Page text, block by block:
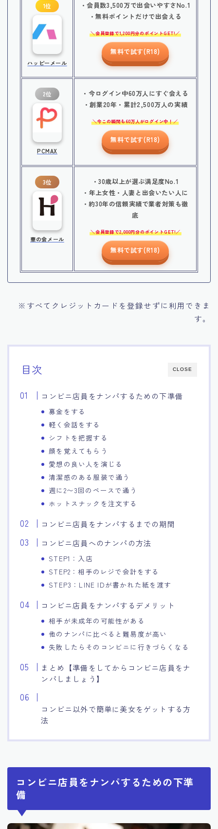
1位
ハッピーメール
・会員数3,500万で出会いやすさNo.1
・無料ポイントだけで出会える
会員登録で1,200円分のポイントGET!
無料で試す(R18)
2位
PCMAX
・今ログイン中60万人にすぐ会える
・創業20年・累計2,500万人の実績
今この瞬間も60万人がログイン中！
無料で試す(R18)
3位
華の会メール
・30歳以上が選ぶ満足度No.1
・年上女性・人妻と出会いたい人に
・約30年の信頼実績で業者対策も徹
底
会員登録で2,000円分のポイントGET!
無料で試す(R18)
※すべてクレジットカードを登録せずに利用できま
す。
CLOSE
目次
コンビニ店員をナンパするための下準備
募金をする
軽く会話をする
シフトを把握する
顔を覚えてもらう
愛想の良い人を演じる
清潔感のある服装で通う
週に2〜3回のペースで通う
ホットスナックを注文する
コンビニ店員をナンパするまでの期間
コンビニ店員へのナンパの方法
STEP1：入店
STEP2：相手のレジで会計をする
STEP3：LINE IDが書かれた紙を渡す
コンビニ店員をナンパするデメリット
相手が未成年の可能性がある
他のナンパに比べると難易度が高い
失敗したらそのコンビニに行きづらくなる
まとめ【準備をしてからコンビニ店員をナ
ンパしましょう】
コンビニ以外で簡単に美女をゲットする方
法
コンビニ店員をナンパするための下準
備